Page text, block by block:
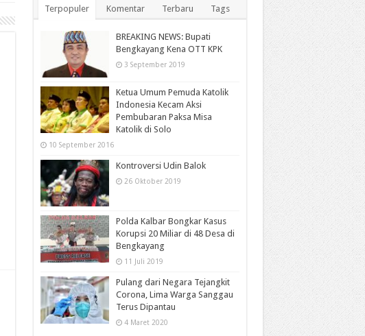
Terpopuler Komentar Terbaru Tags
BREAKING NEWS: Bupati
Bengkayang Kena OTT KPK
3 September 2019
Ketua Umum Pemuda Katolik
Indonesia Kecam Aksi
Pembubaran Paksa Misa
Katolik di Solo
10 September 2016
Kontroversi Udin Balok
26 Oktober 2019
Polda Kalbar Bongkar Kasus
Korupsi 20 Miliar di 48 Desa di
Bengkayang
11 Juli 2019
Pulang dari Negara Tejangkit
Corona, Lima Warga Sanggau
Terus Dipantau
4 Maret 2020